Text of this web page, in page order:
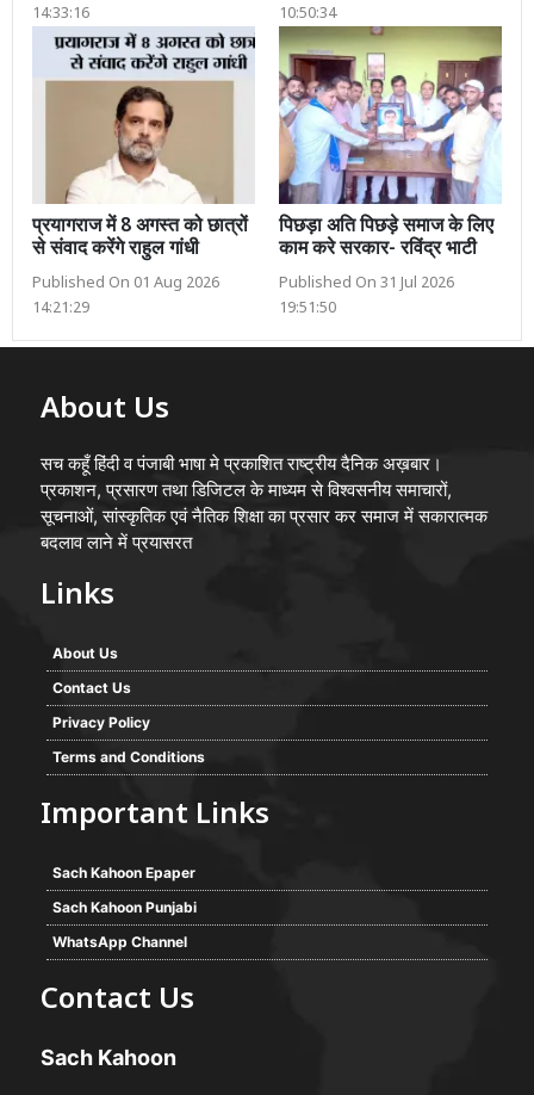
14:33:16
10:50:34
प्रयागराज में 8 अगस्त को छात्रों
से संवाद करेंगे राहुल गांधी
Published On 01 Aug 2026
14:21:29
पिछड़ा अति पिछड़े समाज के लिए
काम करे सरकार- रविंद्र भाटी
Published On 31 Jul 2026
19:51:50
About Us
सच कहूँ हिंदी व पंजाबी भाषा मे प्रकाशित राष्ट्रीय दैनिक अख़बार।
प्रकाशन, प्रसारण तथा डिजिटल के माध्यम से विश्वसनीय समाचारों,
सूचनाओं, सांस्कृतिक एवं नैतिक शिक्षा का प्रसार कर समाज में सकारात्मक
बदलाव लाने में प्रयासरत
Links
About Us
Contact Us
Privacy Policy
Terms and Conditions
Important Links
Sach Kahoon Epaper
Sach Kahoon Punjabi
WhatsApp Channel
Contact Us
Sach Kahoon